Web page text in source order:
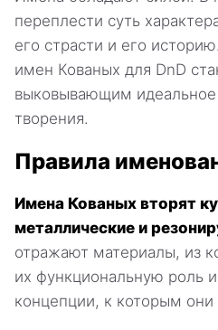
переплести суть
его страсти и его
имен Кованых для DnD
выковывающим идеальное
творения.
Правила
Имена Кованых вторят
металлические и
отражают материалы, из
их функциональную роль
концепции, к которым они